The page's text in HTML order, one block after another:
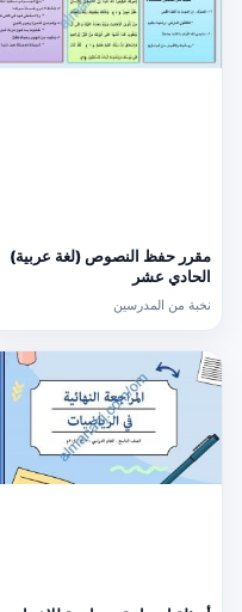
مقرر حفظ النصوص (لغة عربية)
الحادي عشر
نخبة من المدرسين